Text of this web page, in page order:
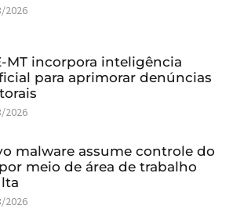
2026
MT incorpora inteligência
para aprimorar denúncias
2026
malware assume controle do
meio de área de trabalho
2026